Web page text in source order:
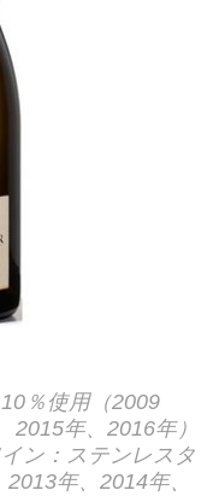
％使用（2009
2015年、2016年）
ン：ステンレスタ
年、2014年、